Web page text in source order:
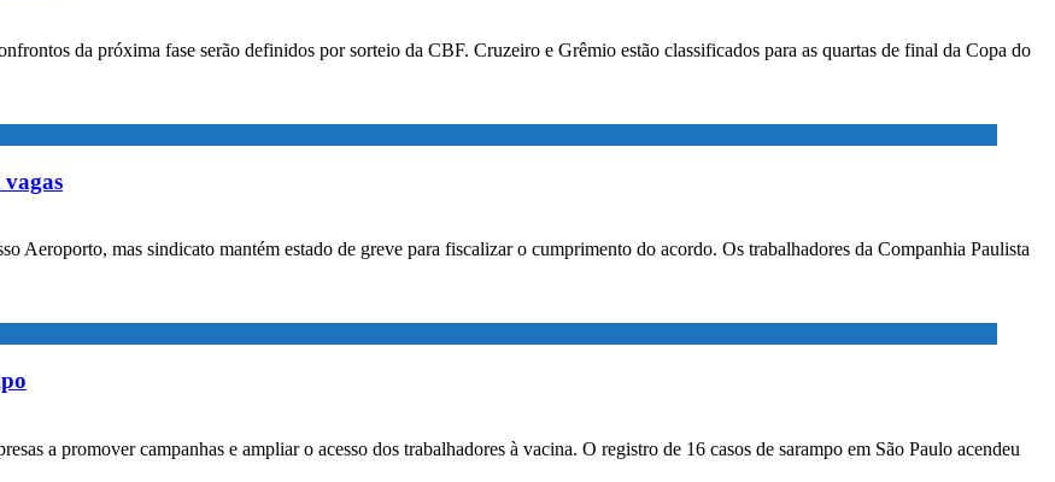
da próxima fase serão definidos por sorteio da CBF. Cruzeiro e Grêmio estão classificados para as quartas de final da Copa do
Aeroporto, mas sindicato mantém estado de greve para fiscalizar o cumprimento do acordo. Os trabalhadores da Companhia Paulista
a promover campanhas e ampliar o acesso dos trabalhadores à vacina. O registro de 16 casos de sarampo em São Paulo acendeu